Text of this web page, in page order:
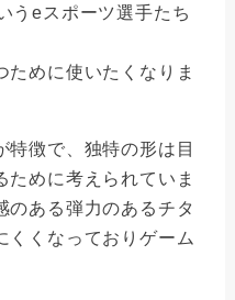
うeスポーツ選手たち
ために使いたくなりま
特徴で、独特の形は目
ために考えられていま
のある弾力のあるチタ
くくなっておりゲーム